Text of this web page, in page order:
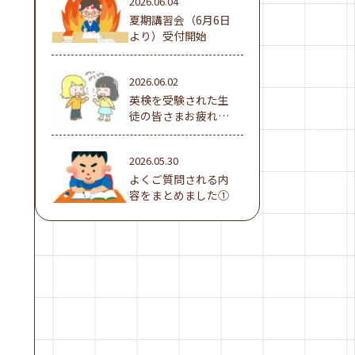
夏期講習会（6月6日
より）受付開始
2026.06.02
英検を受験された生
徒の皆さまお疲れ様
でした！
2026.05.30
よくご質問される内
容をまとめました①